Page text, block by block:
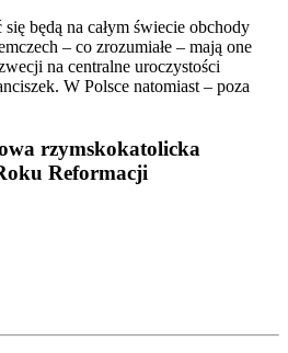
będą na całym świecie obchody
– co zrozumiałe – mają one
na centralne uroczystości
W Polsce natomiast – poza
rzymskokatolicka
Reformacji